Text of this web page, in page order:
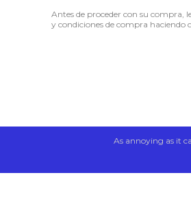
Antes de proceder con su compra,
y condiciones de compra haciendo
As annoying as it